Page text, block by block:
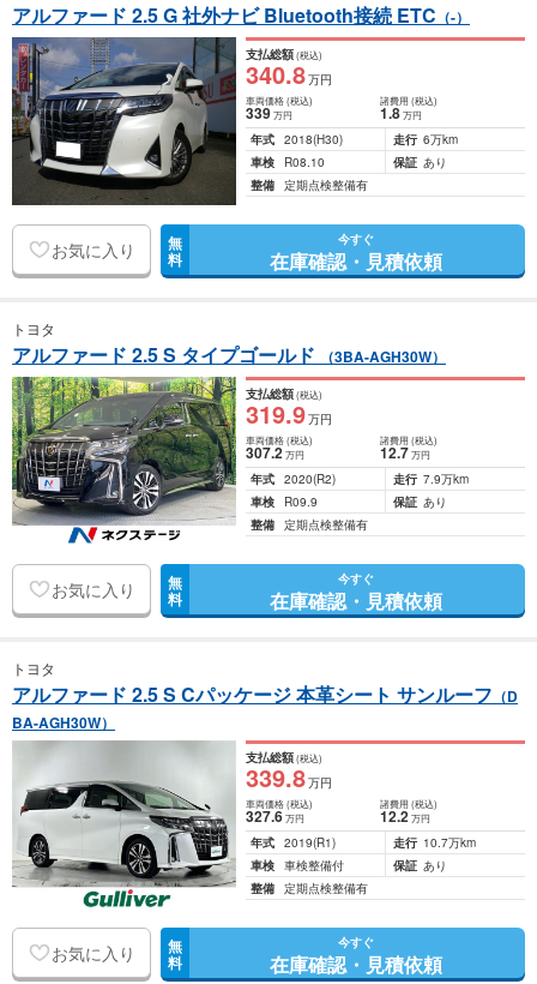
アルファード 2.5 G 社外ナビ Bluetooth接続 ETC （-）
支払総額(税込)
340.8万円
車両価格(税込)
339万円
諸費用 (税込)
1.8 万円
年式 2018(H30) 走行 6万km
車検
R08.10 保証 あり
整備 定期点検整備有
お気に入り 無
料
今すぐ
在庫確認・見積依頼
トヨタ
アルファード 2.5 S タイプゴールド （3BA-AGH30W）
支払総額(税込)
319.9万円
車両価格(税込)
307.2万円
諸費用 (税込)
12.7 万円
年式 2020(R2) 走行 7.9万km
車検
R09.9 保証 あり
整備 定期点検整備有
お気に入り 無
料
今すぐ
在庫確認・見積依頼
トヨタ
アルファード 2.5 S Cパッケージ 本革シート サンルーフ （D
BA-AGH30W）
支払総額(税込)
339.8万円
車両価格(税込)
327.6万円
諸費用 (税込)
12.2 万円
年式 2019(R1) 走行 10.7万km
車検 車検整備付 保証 あり
整備 定期点検整備有
お気に入り 無
料
今すぐ
在庫確認・見積依頼